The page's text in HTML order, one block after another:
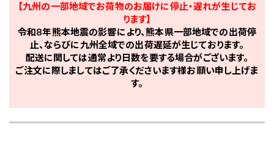
【九州の一部地域でお荷物のお届けに停止・遅れが生じてお
ります】
令和8年熊本地震の影響により、熊本県一部地域での出荷停
止、ならびに九州全域での出荷遅延が生じております。
配送に関しては通常より日数を要する場合がございます。
ご注文に際しましてはご了承くださいます様お願い申し上げま
す。